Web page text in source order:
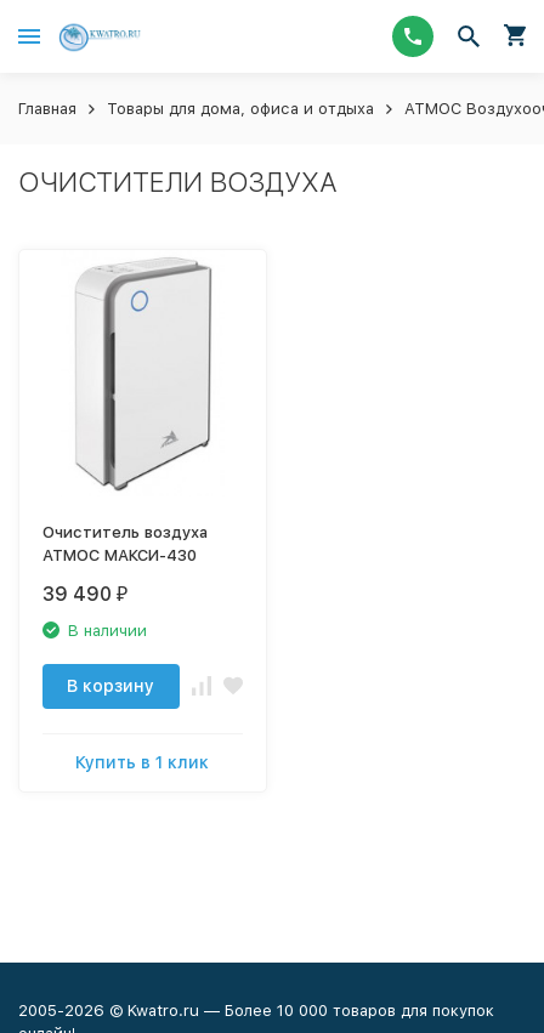
Главная Товары для дома, офиса и отдыха АТМОС
ОЧИСТИТЕЛИ ВОЗДУХА
Очиститель воздуха
АТМОС МАКСИ-430
39 490 ₽
В наличии
В корзину
Купить в 1 клик
2005-2026 © Kwatro.ru — Более 10 000 товаров для покупок